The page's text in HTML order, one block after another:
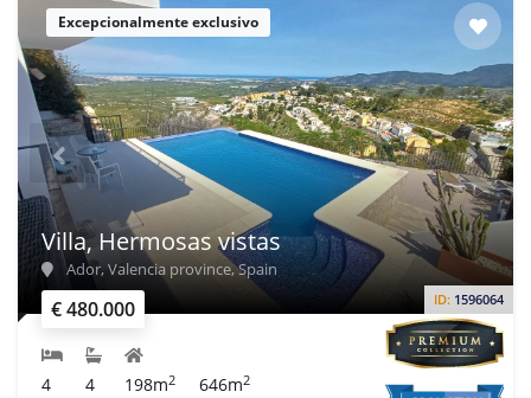
Excepcionalmente exclusivo
€ 480.000 ID: 1596064
Villa, Hermosas vistas
Ador, Valencia province, Spain
4 4 198m2 646m2